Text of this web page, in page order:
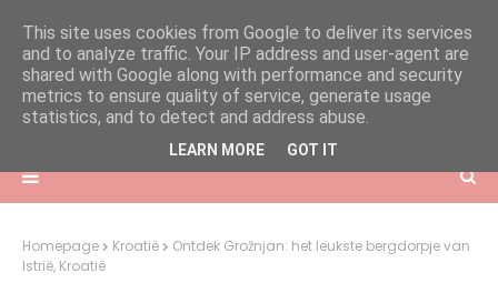
Homepage Kroatië
Ontdek Grožnjan: het leukste bergdorpje van
Istrië, Kroatië
This site uses cookies from Google to deliver its services
and to analyze traffic. Your IP address and user-agent are
shared with Google along with performance and security
metrics to ensure quality of service, generate usage
statistics, and to detect and address abuse.
LEARN MORE GOT IT